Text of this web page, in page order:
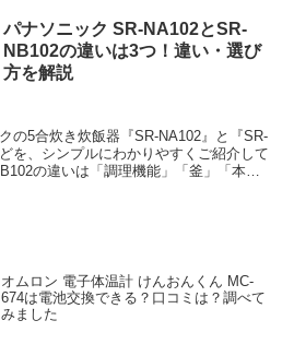
パナソニック SR-NA102とSR-
NB102の違いは3つ！違い・選び
方を解説
の5合炊き炊飯器『SR-NA102』と『SR-
を、シンプルにわかりやすくご紹介して
の違いは「調理機能」「釜」「本体
オムロン 電子体温計 けんおんくん MC-
674は電池交換できる？口コミは？調べて
みました